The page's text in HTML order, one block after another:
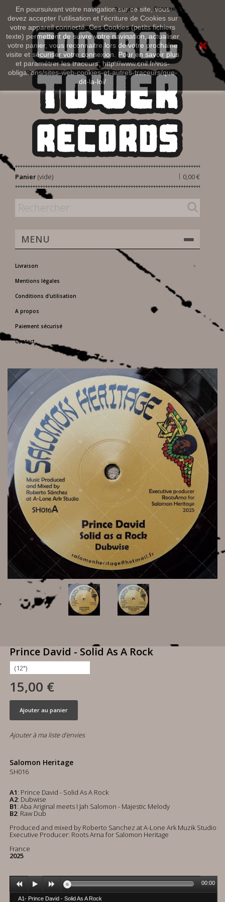
En poursuivant votre navigation sur ce site, vous
devez accepter l’utilisation et l'écriture de Cookies sur
votre appareil connecté. Ces Cookies (petits fichiers
texte) permettent de suivre votre navigation, actualiser
votre panier, vous reconnaitre lors de votre prochaine
visite et sécuriser votre connexion. Pour en savoir plus
et paramétrer les traceurs: http://www.cnil.fr/vos-
obligations/sites-web-cookies-et-autres-traceurs/que-
dit-la-loi/
Connexion
Français
Panier 0,00 €
|
(vide)
MENU
Livraison
Mentions légales
Conditions d'utilisation
A propos
Paiement sécurisé
Contact
Prince David - Solid As A Rock
15,00 €
Ajouter au panier
Ajouter à ma liste d'envies
Salomon Heritage
SH016
A1: Prince David - Solid As A Rock
A2: Dubwise
B1: Aba Ariginal meets I Jah Salomon - Majestic Melody
B2: Raw Dub
Produced and mixed by Roberto Sanchez at A-Lone Ark Muzik Studio
Executive Producer: Roots Arna for Salomon Heritage
France
2025
A1- Prince David - Solid As A Rock
00:00